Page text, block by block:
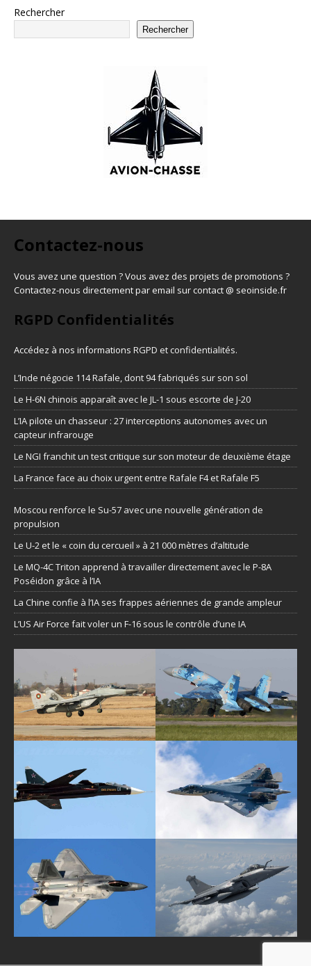
Rechercher
Rechercher
Contactez-nous
Vous avez une question ? Vous avez des projets de promotions ?
Contactez-nous directement par email sur contact @ seoinside.fr
RGPD Confidentialités
Accédez à nos informations RGPD et confidentialités.
L’Inde négocie 114 Rafale, dont 94 fabriqués sur son sol
Le H-6N chinois apparaît avec le JL-1 sous escorte de J-20
L’IA pilote un chasseur : 27 interceptions autonomes avec un
capteur infrarouge
Le NGI franchit un test critique sur son moteur de deuxième étage
La France face au choix urgent entre Rafale F4 et Rafale F5
Moscou renforce le Su-57 avec une nouvelle génération de
propulsion
Le U-2 et le « coin du cercueil » à 21 000 mètres d’altitude
Le MQ-4C Triton apprend à travailler directement avec le P-8A
Poséidon grâce à l’IA
La Chine confie à l’IA ses frappes aériennes de grande ampleur
L’US Air Force fait voler un F-16 sous le contrôle d’une IA